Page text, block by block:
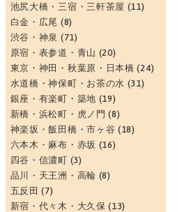
池尻大橋・三宿・三軒茶屋 (11)
白金・広尾 (8)
渋谷・神泉 (71)
原宿・表参道・青山 (20)
東京・神田・秋葉原・日本橋 (24)
水道橋・神保町・お茶の水 (31)
銀座・有楽町・築地 (19)
新橋・浜松町・虎ノ門 (8)
神楽坂・飯田橋・市ヶ谷 (18)
六本木・麻布・赤坂 (16)
四谷・信濃町 (3)
品川・天王洲・高輪 (8)
五反田 (7)
新宿・代々木・大久保 (13)